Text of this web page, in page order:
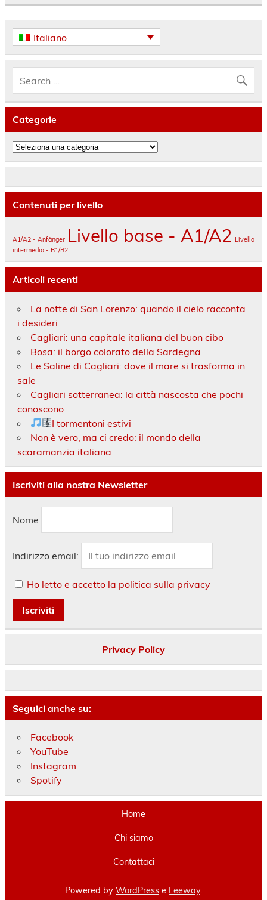
Italiano
Categorie
Categorie
Contenuti per livello
A1/A2 - Anfänger Livello base - A1/A2 Livello
intermedio - B1/B2
Articoli recenti
La notte di San Lorenzo: quando il cielo racconta
i desideri
Cagliari: una capitale italiana del buon cibo
Bosa: il borgo colorato della Sardegna
Le Saline di Cagliari: dove il mare si trasforma in
sale
Cagliari sotterranea: la città nascosta che pochi
conoscono
I tormentoni estivi
Non è vero, ma ci credo: il mondo della
scaramanzia italiana
Iscriviti alla nostra Newsletter
Nome
Indirizzo email:
Ho letto e accetto la politica sulla privacy
Privacy Policy
Seguici anche su:
Facebook
YouTube
Instagram
Spotify
Home
Chi siamo
Contattaci
Powered by WordPress e Leeway.